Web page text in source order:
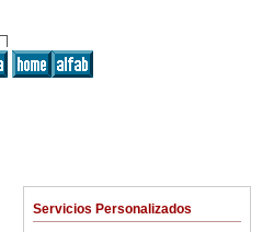
Servicios Personalizados